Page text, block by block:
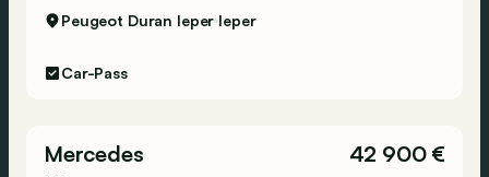
Peugeot Duran Ieper Ieper
Car-Pass
Mercedes
42 900 €